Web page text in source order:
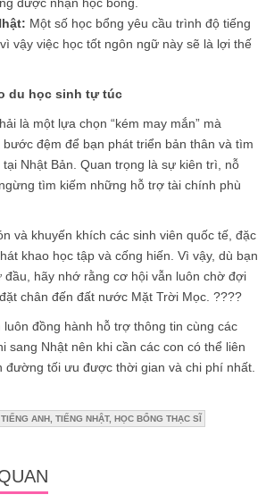
Một số học bổng yêu cầu trình độ tiếng
vậy việc học tốt ngôn ngữ này sẽ là lợi thế
du học sinh tự túc
là một lựa chọn “kém may mắn” mà
đệm để bạn phát triển bản thân và tìm
Nhật Bản. Quan trọng là sự kiên trì, nỗ
tìm kiếm những hỗ trợ tài chính phù
và khuyến khích các sinh viên quốc tế, đặc
khao học tập và cống hiến. Vì vậy, dù bạn
đầu, hãy nhớ rằng cơ hội vẫn luôn chờ đợi
chân đến đất nước Mặt Trời Mọc. ????
luôn đồng hành hỗ trợ thông tin cùng các
sang Nhật nên khi cần các con có thể liên
đường tối ưu được thời gian và chi phí nhất.
ANH, TIẾNG NHẬT, HỌC BỔNG THẠC SĨ